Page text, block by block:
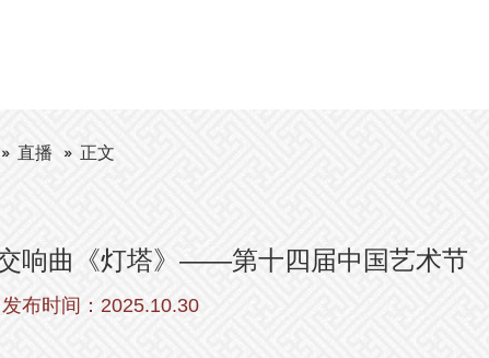
直播 正文
响曲《灯塔》——第十四届中国艺术节
发布时间：2025.10.30